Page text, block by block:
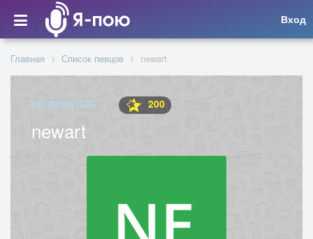
Вход
Главная Список певцов newart
ИСПОЛНИТЕЛЬ 200
newart